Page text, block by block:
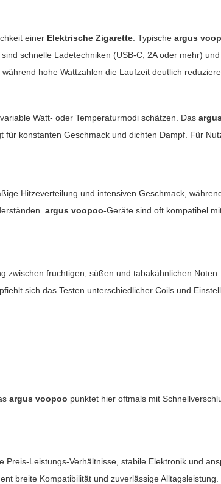
einer Elektrische Zigarette . Typischeargus
schnelle Ladetechniken (USB-C, 2A oder mehr)
hohe Wattzahlen die Laufzeit deutlich
Watt- oder Temperaturmodi schätzen. Das
konstanten Geschmack und dichten Dampf. Für
Hitzeverteilung und intensiven Geschmack,
argus voopoo-Geräte sind oft kompatibel
fruchtigen, süßen und tabakähnlichen
sich das Testen unterschiedlicher Coils und
argus voopoo punktet hier oftmals mit
Preis-Leistungs-Verhältnisse, stabile Elektronik und
breite Kompatibilität und zuverlässige